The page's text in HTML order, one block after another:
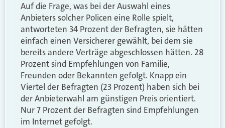
Auf die Frage, was bei der Auswahl eines
Anbieters solcher Policen eine Rolle spielt,
antworteten 34 Prozent der Befragten, sie hätten
einfach einen Versicherer gewählt, bei dem sie
bereits andere Verträge abgeschlossen hätten. 28
Prozent sind Empfehlungen von Familie,
Freunden oder Bekannten gefolgt. Knapp ein
Viertel der Befragten (23 Prozent) haben sich bei
der Anbieterwahl am günstigen Preis orientiert.
Nur 7 Prozent der Befragten sind Empfehlungen
im Internet gefolgt.